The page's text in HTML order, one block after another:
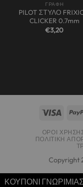
ΓΡΑΦΗ
PILOT ΣΤΥΛΟ
CLICKER 0.7mm
€3,20
ΌΡΟΙ
ΠΟΛΙΤΙΚΉ
Copyright
ΚΟΥΠΟΝΙ